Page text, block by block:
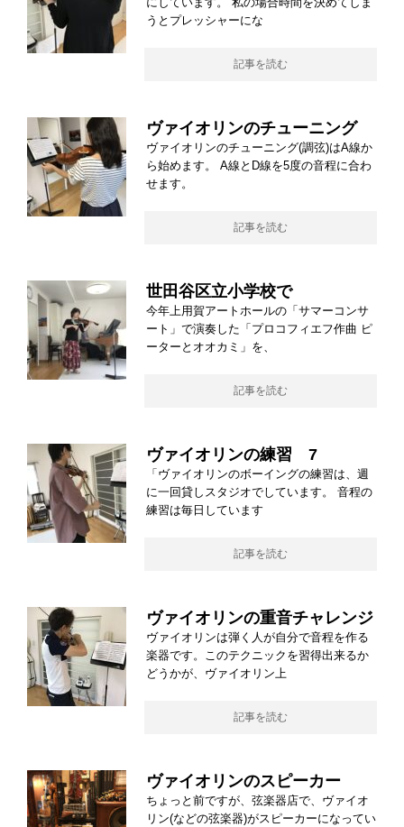
うとプレッシャーにな
記事を読む
ヴァイオリンのチューニング
ヴァイオリンのチューニング(調弦)はA線か
ら始めます。 A線とD線を5度の音程に合わ
せます。
記事を読む
世田谷区立小学校で
今年上用賀アートホールの「サマーコンサ
ート」で演奏した「プロコフィエフ作曲 ピ
ーターとオオカミ」を、
記事を読む
ヴァイオリンの練習 7
「ヴァイオリンのボーイングの練習は、週
に一回貸しスタジオでしています。 音程の
練習は毎日しています
記事を読む
ヴァイオリンの重音チャレンジ
ヴァイオリンは弾く人が自分で音程を作る
楽器です。このテクニックを習得出来るか
どうかが、ヴァイオリン上
記事を読む
ヴァイオリンのスピーカー
ちょっと前ですが、弦楽器店で、ヴァイオ
リン(などの弦楽器)がスピーカーになってい